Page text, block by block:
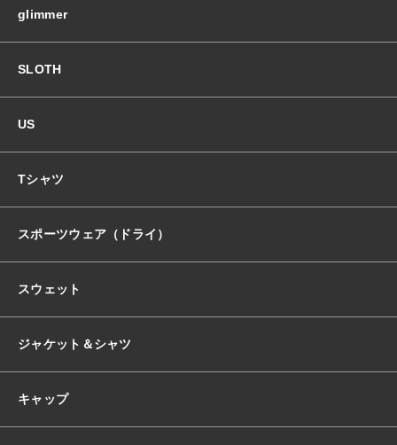
glimmer
SLOTH
US
Tシャツ
スポーツウェア（ドライ）
スウェット
ジャケット＆シャツ
キャップ
ポロシャツ
ロングスリーブ
新着商品
おすすめ商品
セール商品
ランキング
スタイルブック
ショッピングガイド